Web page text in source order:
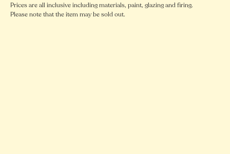
Prices are all inclusive including materials, paint, glazing and firing.
Please note that the item may be sold out.